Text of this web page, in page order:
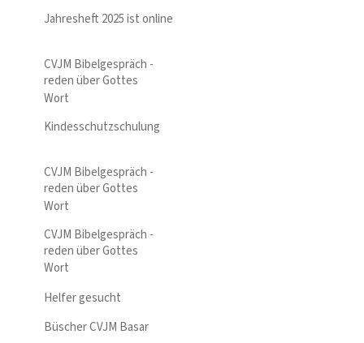
Jahresheft 2025 ist online
CVJM Bibelgespräch -
reden über Gottes
Wort
Kindesschutzschulung
CVJM Bibelgespräch -
reden über Gottes
Wort
CVJM Bibelgespräch -
reden über Gottes
Wort
Helfer gesucht
Büscher CVJM Basar